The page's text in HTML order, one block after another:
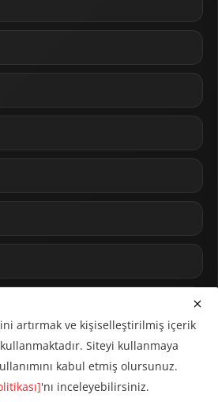
artırmak ve kişiselleştirilmiş içerik
Siteyi kullanmaya
kabul etmiş olursunuz.
'nı inceleyebilirsiniz.